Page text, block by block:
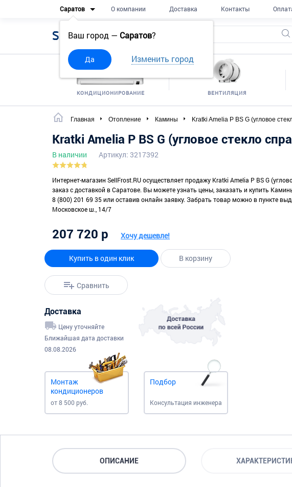
Саратов
Ваш город — Саратов?
Да Изменить город
О компании Доставка Контакты
SellFrost
КОНДИЦИОНИРОВАНИЕ ВЕНТИЛЯЦИЯ
Главная Отопление Камины Kratki Amelia P BS G (угловое
Kratki Amelia P BS G (угловое стекло
В наличии Артикул: 3217392
Интернет-магазин SellFrost.RU осуществляет продажу Kratki Amelia P BS G
заказ с доставкой в Саратове. Вы можете узнать цены, заказать и купить
8 (800) 201 69 35 или оставив онлайн заявку. Забрать товар можно в пункте
Московское ш., 14/7
207 720 р Хочу дешевле!
Купить в один клик В корзину
Сравнить
Доставка
Цену уточняйте
Ближайшая дата доставки
08.08.2026
Монтаж
кондиционеров
от 8 500 руб.
Подбор
Консультация инженера
ОПИСАНИЕ